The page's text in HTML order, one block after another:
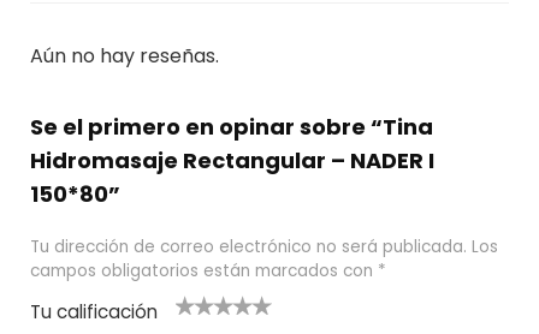
Aún no hay reseñas.
Se el primero en opinar sobre “Tina
Hidromasaje Rectangular – NADER I
150*80”
Tu dirección de correo electrónico no será publicada. Los
campos obligatorios están marcados con *
Tu calificación